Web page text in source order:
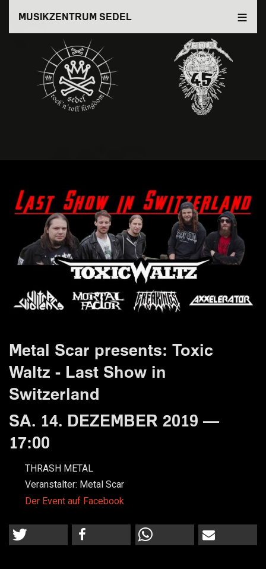
Inhalt
MUSIKZENTRUM SEDEL
Metal Scar presents: Toxic
Waltz - Last Show in
Switzerland
SA. 14. DEZEMBER 2019 —
17:00
THRASH METAL
Veranstalter: Metal Scar
Der Event auf Facebook